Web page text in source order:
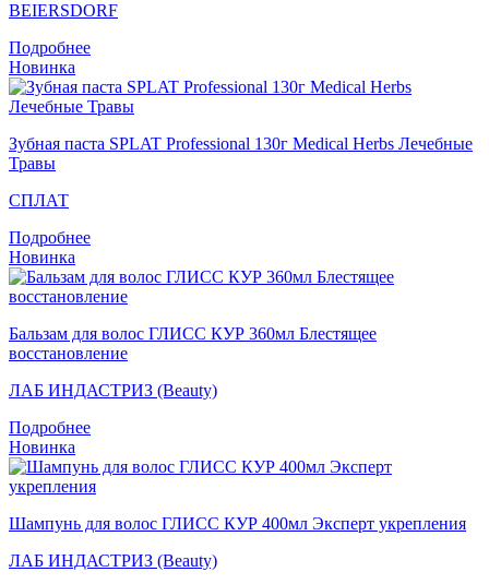
BEIERSDORF
Подробнее
Новинка
Зубная паста SPLAT Professional 130г Medical Herbs Лечебные
Травы
СПЛАТ
Подробнее
Новинка
Бальзам для волос ГЛИСС КУР 360мл Блестящее
восстановление
ЛАБ ИНДАСТРИЗ (Beauty)
Подробнее
Новинка
Шампунь для волос ГЛИСС КУР 400мл Эксперт укрепления
ЛАБ ИНДАСТРИЗ (Beauty)